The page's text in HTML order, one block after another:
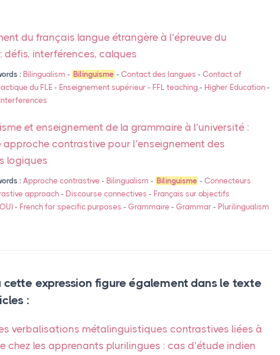
du français langue étrangère à l’épreuve du
défis, interférences, calques
: Bilingualism - Bilinguisme -Contact des langues -Contact of
du FLE - Enseignement supérieur - FFL teaching - Higher Education -
Interferences
et enseignement de la grammaire à l’université :
approche contrastive pour l’enseignement des
logiques
: Approche contrastive - Bilingualism - Bilinguisme -Connecteurs
approach- Discourse connectives - Français sur objectifs
) - French for specific purposes - Grammaire - Grammar - Plurilingualism
cette expression figure également dans le texte
:
verbalisations métalinguistiques contrastives liées à
chez les apprenants plurilingues : cas d’étude indien